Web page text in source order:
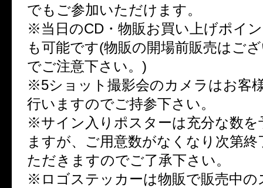
でもご参加いただけます。
※当日のCD・物販お買い上げポイ
も可能です(物販の開場前販売はご
でご注意下さい。)
※5ショット撮影会のカメラはお客
行いますのでご持参下さい。
※サイン入りポスターは充分な数を
ますが、ご用意数がなくなり次第
ただきますのでご了承下さい。
※ロゴステッカーは物販で販売中の